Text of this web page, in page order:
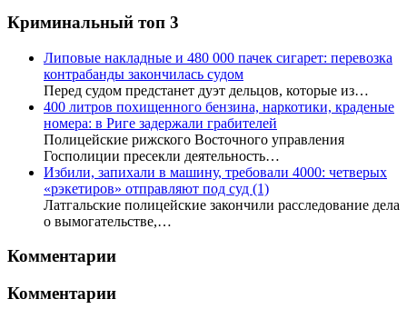
Криминальный топ 3
Липовые накладные и 480 000 пачек сигарет: перевозка
контрабанды закончилась судом
Перед судом предстанет дуэт дельцов, которые из…
400 литров похищенного бензина, наркотики, краденые
номера: в Риге задержали грабителей
Полицейские рижского Восточного управления
Госполиции пресекли деятельность…
Избили, запихали в машину, требовали 4000: четверых
«рэкетиров» отправляют под суд (1)
Латгальские полицейские закончили расследование дела
о вымогательстве,…
Комментарии
Комментарии